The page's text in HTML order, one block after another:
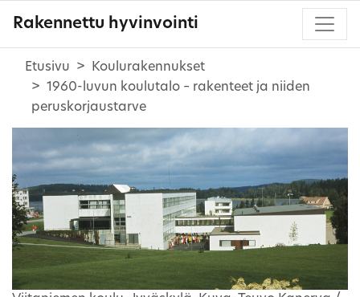
Rakennettu hyvinvointi
Etusivu
Koulurakennukset
1960-luvun koulutalo – rakenteet ja niiden
peruskorjaustarve